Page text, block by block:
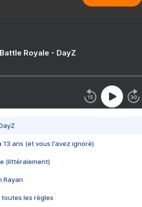
Royale - DayZ
13 ans (et vous l'avez ignoré)
(littéralement)
Rayan
toutes les règles